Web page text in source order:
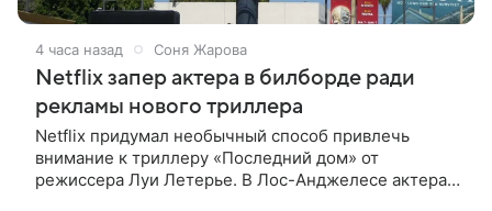
4 часа назад Соня Жарова
Netflix запер актера в билборде ради
рекламы нового триллера
Netflix придумал необычный способ привлечь
внимание к триллеру «Последний дом» от
режиссера Луи Летерье. В Лос-Анджелесе актера